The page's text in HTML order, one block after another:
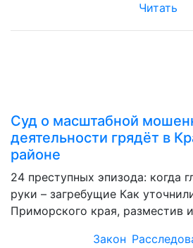
Читать
Суд о масштабной
деятельности грядёт в
районе
24 преступных эпизода: когда
руки – загребущие Как
Приморского края,
Закон